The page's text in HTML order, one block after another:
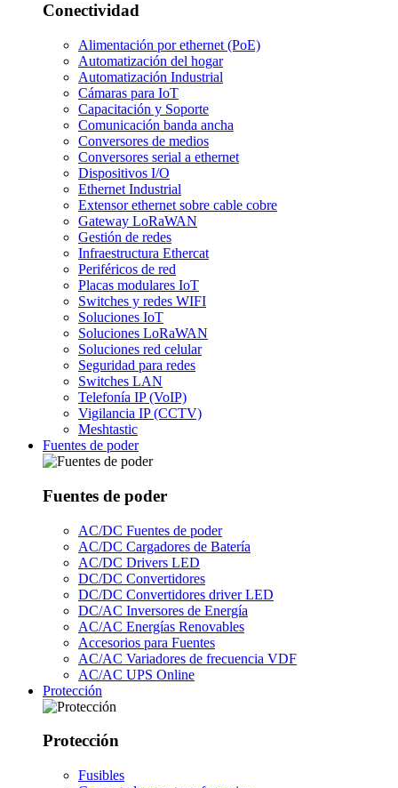
Conectividad
Alimentación por ethernet (PoE)
Automatización del hogar
Automatización Industrial
Cámaras para IoT
Capacitación y Soporte
Comunicación banda ancha
Conversores de medios
Conversores serial a ethernet
Dispositivos I/O
Ethernet Industrial
Extensor ethernet sobre cable cobre
Gateway LoRaWAN
Gestión de redes
Infraestructura Ethercat
Periféricos de red
Placas modulares IoT
Switches y redes WIFI
Soluciones IoT
Soluciones LoRaWAN
Soluciones red celular
Seguridad para redes
Switches LAN
Telefonía IP (VoIP)
Vigilancia IP (CCTV)
Meshtastic
Fuentes de poder
Fuentes de poder
AC/DC Fuentes de poder
AC/DC Cargadores de Batería
AC/DC Drivers LED
DC/DC Convertidores
DC/DC Convertidores driver LED
DC/AC Inversores de Energía
AC/AC Energías Renovables
Accesorios para Fuentes
AC/AC Variadores de frecuencia VDF
AC/AC UPS Online
Protección
Protección
Fusibles